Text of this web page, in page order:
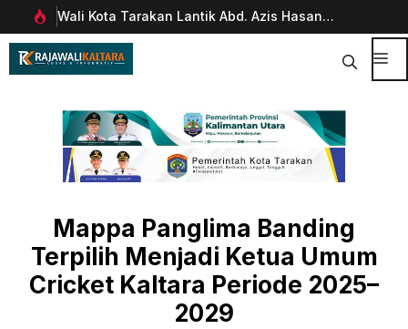
Langsung
ke
Wali Kota Tarakan Lantik Abd. Azis Hasan
sebagai Sekda
Mappa Panglima Banding
Terpilih Menjadi Ketua Umum
Cricket Kaltara Periode 2025–
2029